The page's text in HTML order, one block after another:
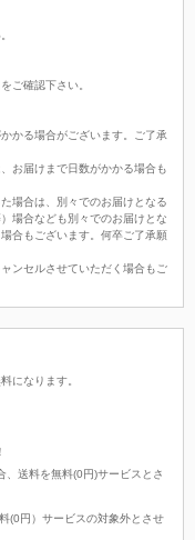
ご確認下さい。
かる場合がございます。ご了承
お届けまで日数がかかる場合も
場合は、別々でのお届けとなる
場合なども別々でのお届けとな
合もございます。何卒ご了承願
ンセルさせていただく場合もご
になります。
送料を無料(0円)サービスとさ
(0円）サービスの対象外とさせ